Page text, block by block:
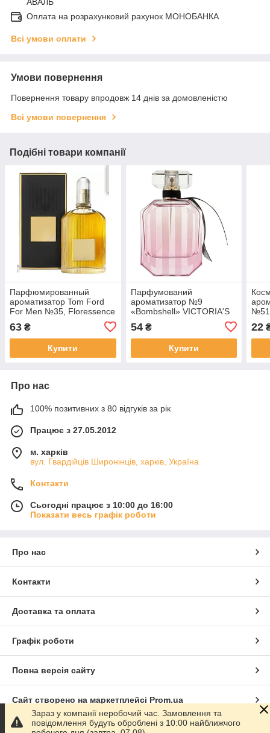
АВАЛЬ
Оплата на розрахунковий рахунок МОНОБАНКА
Всі умови оплати
Умови повернення
Повернення товару впродовж 14 днів за домовленістю
Всі умови повернення
Подібні товари компанії
Парфюмированный
ароматизатор Tom Ford
For Men №35, Floressence
63 ₴
Купити
Парфумований
ароматизатор №9
«Bombshell» VICTORIA'S
54₴
Купити
22
Про нас
100% позитивних з 80 відгуків за рік
Працює з 27.05.2012
м. харків
вул. Гвардійців Широнінців, харків, Україна
Контакти
Сьогодні працює з 10:00 до 16:00
Показати весь графік роботи
Про нас
Контакти
Доставка та оплата
Графік роботи
Повна версія сайту
Сайт створено на маркетплейсі Prom.ua
Політика конфіденційності
Зараз у компанії неробочий час. Замовлення та
повідомлення будуть оброблені з 10:00 найближчого